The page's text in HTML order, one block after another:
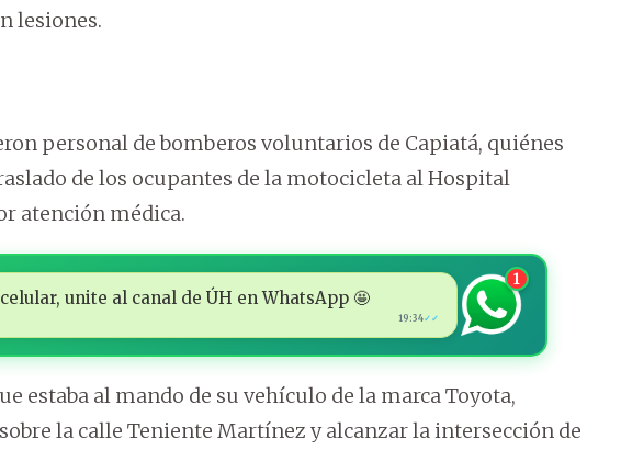
lesiones.
personal de bomberos voluntarios de Capiatá, quiénes
de los ocupantes de la motocicleta al Hospital
atención médica.
unite al canal de ÚH en WhatsApp 🤩
19:34✓✓
1
estaba al mando de su vehículo de la marca Toyota,
la calle Teniente Martínez y alcanzar la intersección de